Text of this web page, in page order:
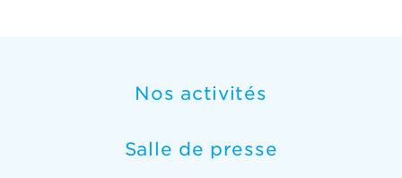
Nos activités
Salle de presse